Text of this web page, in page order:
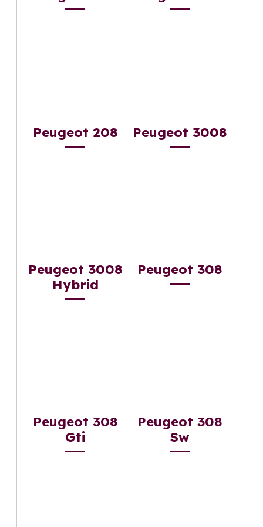
Peugeot 208 Peugeot 3008
Peugeot 3008
Hybrid
Peugeot 308
Peugeot 308
Gti
Peugeot 308
Sw